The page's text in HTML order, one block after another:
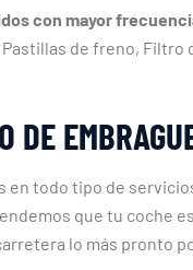
con mayor
de freno,
DE
en todo tipo de
que tu coche
lo más pronto